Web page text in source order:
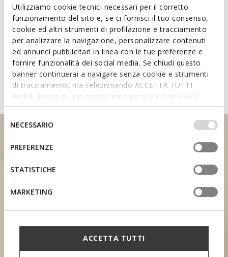
Utilizziamo cookie tecnici necessari per il corretto
funzionamento del sito e, se ci fornisci il tuo consenso,
cookie ed altri strumenti di profilazione e tracciamento
per analizzare la navigazione, personalizzare contenuti
ed annunci pubblicitari in linea con le tue preferenze e
fornire funzionalità dei social media. Se chiudi questo
banner continuerai a navigare senza cookie e strumenti
di tracciamento, ma selezionando ACCETTA TUTTI
godrai invece di una navigazione personalizzata sulla
base dei tuoi gusti ed interessi. Selezionando
IMPOSTAZIONI potrai anche scegliere quali cookies ed
altri strumenti di tracciamento autorizzare. Per maggiori
informazioni o per modificare in qualsiasi momento le
tue impostazioni, visita la nostra
consenso
NECESSARIO
PREFERENZE
STATISTICHE
MARKETING
ACCETTA TUTTI
Technologies
Learn about the attributes of
shoes featuring the Fast In
System